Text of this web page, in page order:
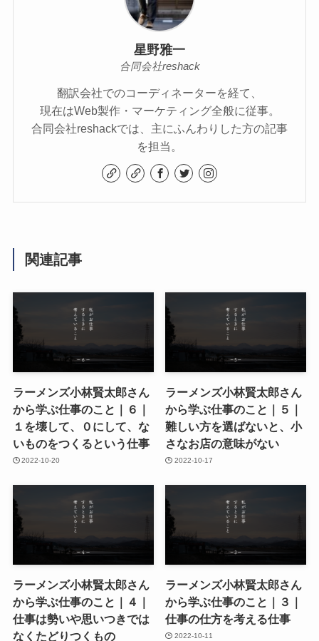
星野雅一
合同会社reshack
翻訳会社でのコーディネーターを経て、
現在はWeb製作・マーケティング全般に従事。
合同会社reshackでは、主にふんわりした方の記事
を担当。
関連記事
ラーメンズ小林賢太郎さん
から学ぶ仕事のこと｜６｜
１を壊して、０にして、な
いものをつくるという仕事
2022-10-20
ラーメンズ小林賢太郎さん
から学ぶ仕事のこと｜５｜
難しい方を選ばないと、小
さなお店の意味がない
2022-10-17
ラーメンズ小林賢太郎さん
から学ぶ仕事のこと｜４｜
仕事は勢いや思いつきでは
なくたどりつくもの
ラーメンズ小林賢太郎さん
から学ぶ仕事のこと｜３｜
仕事の仕方を考える仕事
2022-10-11